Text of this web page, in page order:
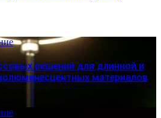
решений для длинной и
материалов